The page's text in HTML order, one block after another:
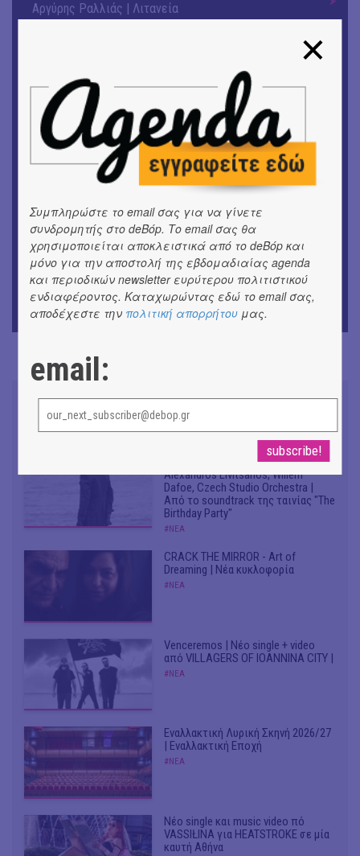
Αργύρης Ραλλιάς | Λιτανεία
Θανάσης Λάλας-Κώστας Τσόκλης - Συνομιλώντας με
εικόνες και λέξεις
ΚΙΝ/ΦΟΣ
Οι γαλλικές ταινίες του 16ου Athens Open Air Film
Festival
«Μήδεια» του Ευριπίδη | Σκην.: Nikita Milivojević
ΜΟΥΣΙΚΗ
9o Φεστιβάλ Στρογγύλη στη Σαντορίνη
ΕΙΚΑΣΤΙΚΑ
ΧΟΡΩΝ ΧΩΡΟΣ στον Εκθεσιακό Χώρο του Αρχαίου
Θέατρου Επιδαύρου
Don't Let Me Be Misunderstood |
Alexandros Livitsanos, Willem
Dafoe, Czech Studio Orchestra |
Από το soundtrack της ταινίας "The
Birthday Party"
#ΝΕΑ
CRACK THE MIRROR - Art of
Dreaming | Νέα κυκλοφορία
#ΝΕΑ
Venceremos | Νέο single + video
από VILLAGERS OF IOANNINA CITY |
#ΝΕΑ
Εναλλακτική Λυρική Σκηνή 2026/27
| Εναλλακτική Εποχή
#ΝΕΑ
Νέο single και music video πό
VASSIŁINA για HEATSTROKE σε μία
καυτή Αθήνα
Συμπληρώστε το email σας για να γίνετε
συνδρομητής στο deBόp. Το email σας θα
χρησιμοποιείται αποκλειστικά από το deBόp και
μόνο για την αποστολή της εβδομαδιαίας agenda
και περιοδικών newsletter ευρύτερου πολιτιστικού
ενδιαφέροντος. Καταχωρώντας εδώ το email σας,
αποδέχεστε την πολιτική απορρήτου μας.
email: